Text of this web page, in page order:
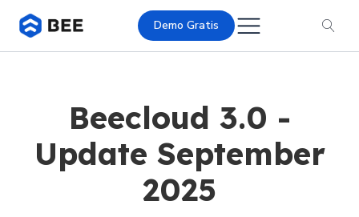
Demo Gratis
Beecloud 3.0 -
Update September
2025